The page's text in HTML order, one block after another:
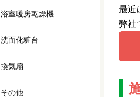
浴室暖房乾燥機
洗面化粧台
換気扇
その他
最近
弊社